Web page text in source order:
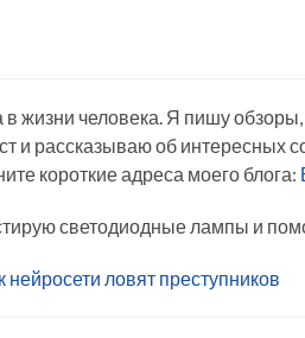
жизни человека. Я пишу
и рассказываю об интересных
короткие адреса моего блога:
светодиодные лампы и
нейросети ловят преступников